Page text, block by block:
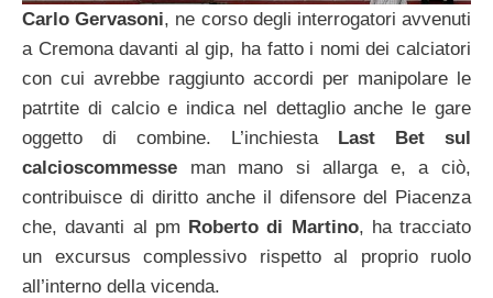
Carlo Gervasoni, ne corso degli interrogatori avvenuti
a Cremona davanti al gip, ha fatto i nomi dei calciatori
con cui avrebbe raggiunto accordi per manipolare le
patrtite di calcio e indica nel dettaglio anche le gare
oggetto di combine. L’inchiesta Last Bet sul
calcioscommesse man mano si allarga e, a ciò,
contribuisce di diritto anche il difensore del Piacenza
che, davanti al pm Roberto di Martino, ha tracciato
un excursus complessivo rispetto al proprio ruolo
all’interno della vicenda.